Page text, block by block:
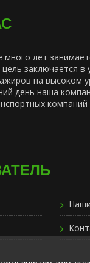
лет
заключается в
на высоком
день наша
компаний